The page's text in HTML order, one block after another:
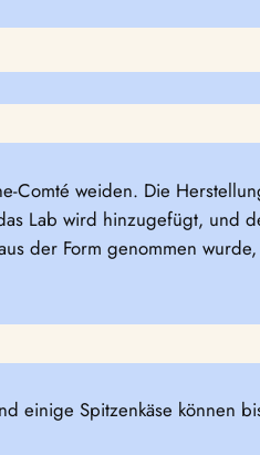
Comté weiden. Die
Lab wird hinzugefügt, und
der Form genommen
einige Spitzenkäse können